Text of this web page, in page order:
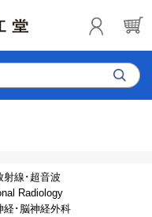
射線･超音波
Radiology
経･脳神経外科